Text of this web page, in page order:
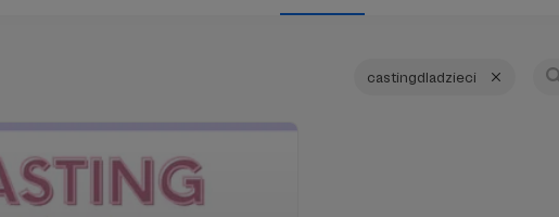
castingdladzieci